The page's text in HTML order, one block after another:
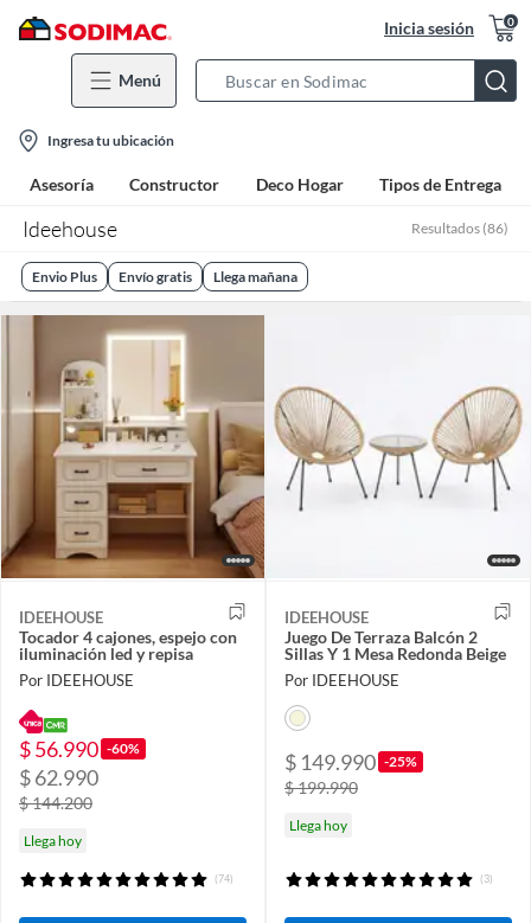
Inicia sesión 0
Menú
Bar
location-
icon
Ingresa tu ubicación
Asesoría Constructor Deco Hogar Tipos de Entrega
Ideehouse Resultados (86)
Envio Plus Envío gratis Llega mañana
IDEEHOUSE
Tocador 4 cajones, espejo con
iluminación led y repisa
Por IDEEHOUSE
$ 56.990 -60%
$ 62.990
$ 144.200
Llega hoy
(74)
IDEEHOUSE
Juego De Terraza Balcón 2
Sillas Y 1 Mesa Redonda Beige
Por IDEEHOUSE
$ 149.990 -25%
$ 199.990
Llega hoy
(3)